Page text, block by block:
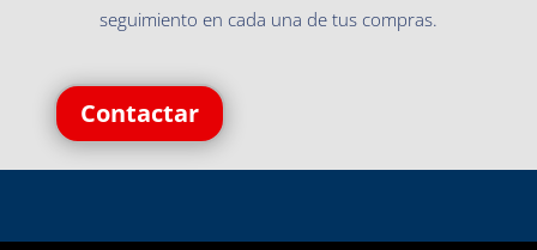
seguimiento en cada una de tus compras.
Contactar